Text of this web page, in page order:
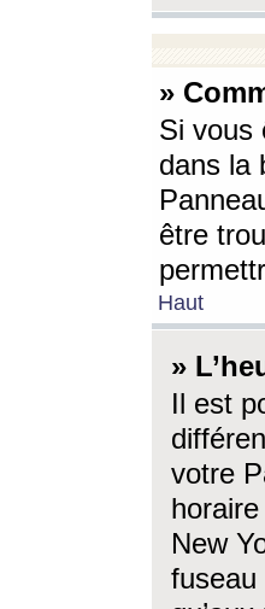
»
Si vous
dans la
être
Haut
»
Il est
votre
New
fuseau